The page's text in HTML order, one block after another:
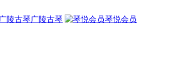
广陵古琴 琴悦会员